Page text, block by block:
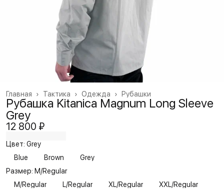
Рубашки
Одежда ›
Тактика ›
Главная ›
Рубашка Kitanica Magnum Long Sleeve
Grey
12 800 ₽
Цвет: Grey
Blue
Brown
Grey
Размер: M/Regular
M/Regular
L/Regular XL/Regular XXL/Regular